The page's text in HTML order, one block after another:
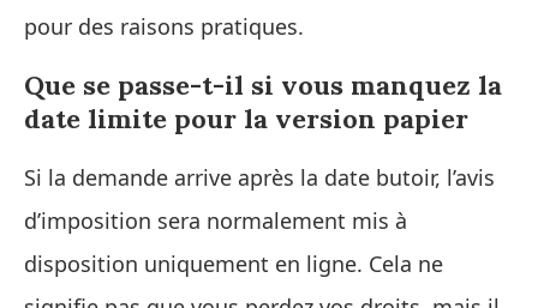
pour des raisons pratiques.
Que se passe-t-il si vous manquez la
date limite pour la version papier
Si la demande arrive après la date butoir, l’avis
d’imposition sera normalement mis à
disposition uniquement en ligne. Cela ne